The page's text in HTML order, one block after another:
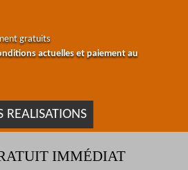
gratuits
actuelles et paiement au
REALISATIONS
IMMÉDIAT